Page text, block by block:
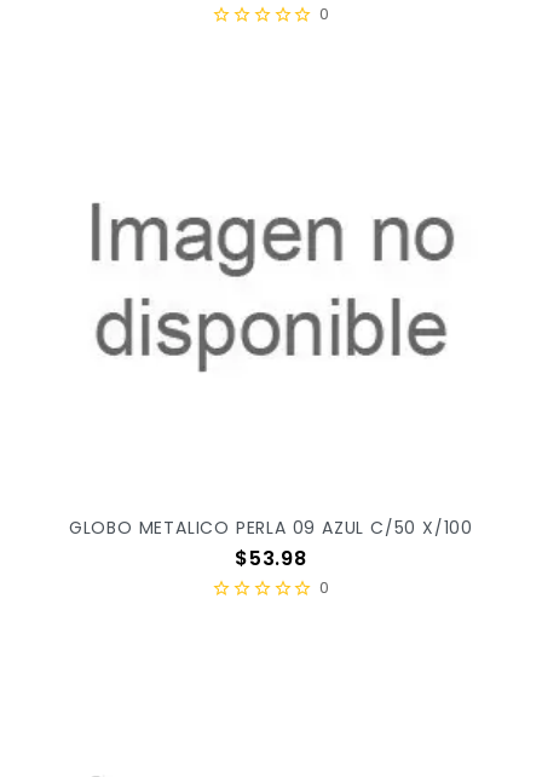
0
GLOBO METALICO PERLA 09 AZUL C/50 X/100
Precio
$53.98
0